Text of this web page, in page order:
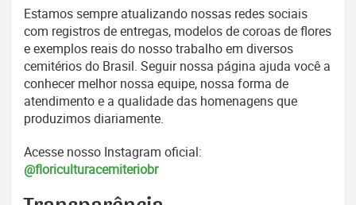
Estamos sempre atualizando nossas redes sociais
com registros de entregas, modelos de coroas de flores
e exemplos reais do nosso trabalho em diversos
cemitérios do Brasil. Seguir nossa página ajuda você a
conhecer melhor nossa equipe, nossa forma de
atendimento e a qualidade das homenagens que
produzimos diariamente.
Acesse nosso Instagram oficial:
@floriculturacemiteriobr